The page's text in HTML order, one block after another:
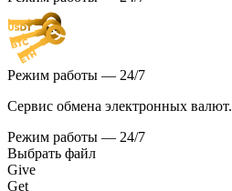
Режим работы — 24/7
Сервис обмена электронных валют.
Режим работы — 24/7
Выбрать файл
Give
Get